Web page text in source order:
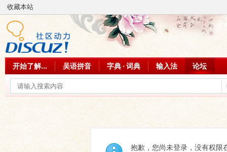
收藏本站
开始了解... 吴语拼音 字典 · 词典 输入法 论坛
抱歉，您尚未登录，没有权限